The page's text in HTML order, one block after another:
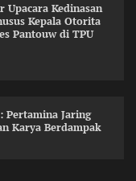
Upacara Kedinasan
Kepala Otorita
Pantouw di TPU
Pertamina Jaring
Karya Berdampak